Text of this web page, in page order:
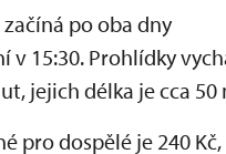
po oba dny
v 15:30. Prohlídky
jejich délka je cca
pro dospělé je 240